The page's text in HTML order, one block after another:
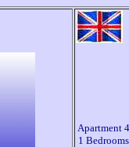
Apartment
1